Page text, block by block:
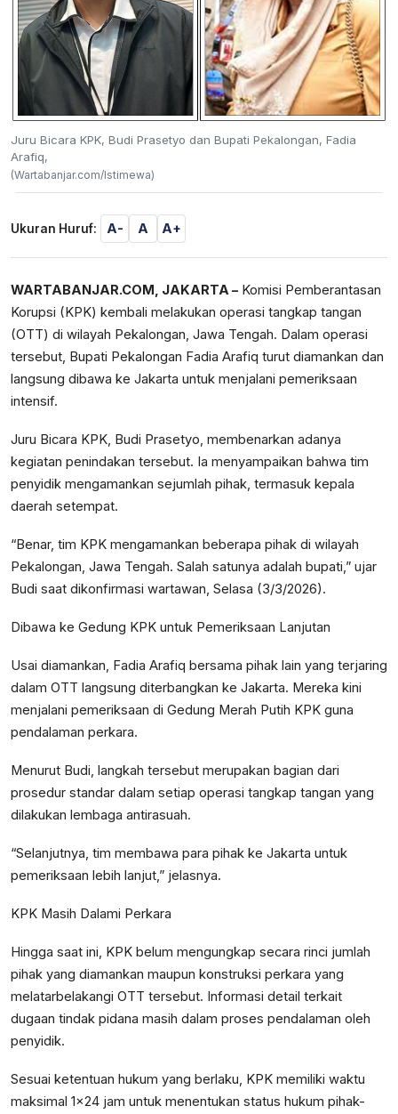
Juru Bicara KPK, Budi Prasetyo dan Bupati Pekalongan, Fadia
Arafiq,
(Wartabanjar.com/Istimewa)
Ukuran Huruf: A- A A+
WARTABANJAR.COM, JAKARTA – Komisi Pemberantasan
Korupsi (KPK) kembali melakukan operasi tangkap tangan
(OTT) di wilayah Pekalongan, Jawa Tengah. Dalam operasi
tersebut, Bupati Pekalongan Fadia Arafiq turut diamankan dan
langsung dibawa ke Jakarta untuk menjalani pemeriksaan
intensif.
Juru Bicara KPK, Budi Prasetyo, membenarkan adanya
kegiatan penindakan tersebut. Ia menyampaikan bahwa tim
penyidik mengamankan sejumlah pihak, termasuk kepala
daerah setempat.
“Benar, tim KPK mengamankan beberapa pihak di wilayah
Pekalongan, Jawa Tengah. Salah satunya adalah bupati,” ujar
Budi saat dikonfirmasi wartawan, Selasa (3/3/2026).
Dibawa ke Gedung KPK untuk Pemeriksaan Lanjutan
Usai diamankan, Fadia Arafiq bersama pihak lain yang terjaring
dalam OTT langsung diterbangkan ke Jakarta. Mereka kini
menjalani pemeriksaan di Gedung Merah Putih KPK guna
pendalaman perkara.
Menurut Budi, langkah tersebut merupakan bagian dari
prosedur standar dalam setiap operasi tangkap tangan yang
dilakukan lembaga antirasuah.
“Selanjutnya, tim membawa para pihak ke Jakarta untuk
pemeriksaan lebih lanjut,” jelasnya.
KPK Masih Dalami Perkara
Hingga saat ini, KPK belum mengungkap secara rinci jumlah
pihak yang diamankan maupun konstruksi perkara yang
melatarbelakangi OTT tersebut. Informasi detail terkait
dugaan tindak pidana masih dalam proses pendalaman oleh
penyidik.
Sesuai ketentuan hukum yang berlaku, KPK memiliki waktu
maksimal 1x24 jam untuk menentukan status hukum pihak-